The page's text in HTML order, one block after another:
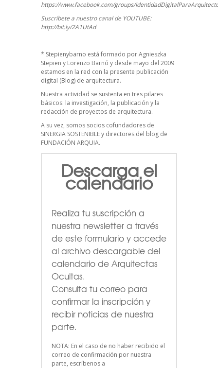
https://www.facebook.com/groups/
Suscríbete a nuestro canal de YOUTUBE:
http://bit.ly/2A1UtAd
* Stepienybarno está formado por Agnieszka
Stepien y Lorenzo Barnó y desde mayo del 2009
estamos en la red con la presente publicación
digital (Blog) de arquitectura.
Nuestra actividad se sustenta en tres pilares
básicos: la investigación, la publicación y la
redacción de proyectos de arquitectura.
A su vez, somos socios cofundadores de
SINERGIA SOSTENIBLEy directores del blog de
FUNDACIÓN ARQUIA.
Descarga el
calendario
Realiza tu suscripción a
nuestra newsletter a través
de este formulario y accede
al archivo descargable del
calendario de Arquitectas
Ocultas.
Consulta tu correo para
confirmar la inscripción y
recibir noticias de nuestra
parte.
NOTA: En el caso de no haber recibido el
correo de confirmación por nuestra
parte, escríbenos a